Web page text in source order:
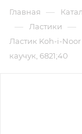
Главная —
— Ластики —
Ластик Koh-i-
каучук, 6821;40